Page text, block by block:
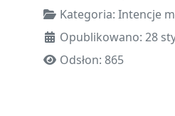
Kategoria: Intencje
Opublikowano: 28
Odsłon: 865